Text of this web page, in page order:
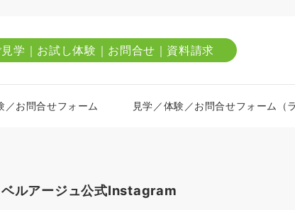
見学｜お試し体験｜お問合せ｜資料請求
／お問合せフォーム 見学／体験／お問合せフォーム（
ベルアージュ公式Instagram